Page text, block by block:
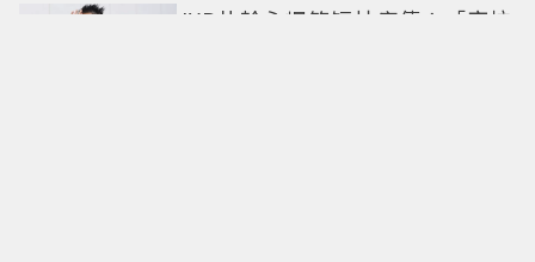
JYP朴軫永爆笑短片瘋傳！「穿垃